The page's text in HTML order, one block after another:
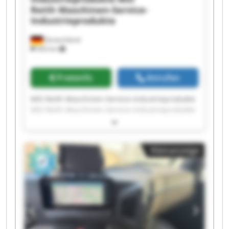
Deutschland
503 km
Reith Maschinen-Service-
Industrieprodukte
Preisinfo Anrufen
MSI Reith Maschinen-Service-Industrieprodukte
MSI Reith Maschinen-Service-Industrieprodukte
MSI Reith Maschinen-Service-Industrieprodukte
MSI Reith Maschinen-Service-Industrieprodukte
MSI Reith Maschinen-Service-Industrieprodukte
MSI Reith Maschinen-Service-Industrieprodukte
MSI Reith Maschinen-Service-Industrieprodukte
MSI Reith Maschinen-Service-Industrieprodukte
MSI Reith Maschinen-Service-Industrieprodukte
Kleinanzeige